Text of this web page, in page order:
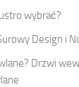
wybrać?
Design i
Drzwi